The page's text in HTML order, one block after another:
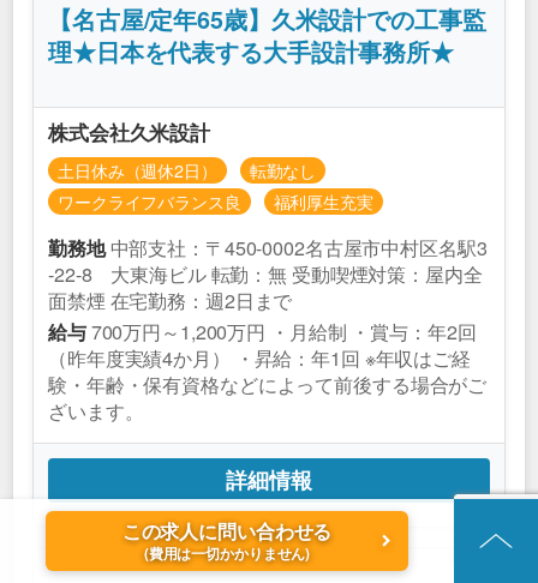
【名古屋/定年65歳】久米設計での工事監
理★日本を代表する大手設計事務所★
株式会社久米設計
土日休み（週休2日）
転勤なし
ワークライフバランス良
福利厚生充実
勤務地中部支社：〒450-0002名古屋市中村区名駅3
-22-8 大東海ビル 転勤：無 受動喫煙対策：屋内全
面禁煙 在宅勤務：週2日まで
給与700万円～1,200万円 ・月給制 ・賞与：年2回
（昨年度実績4か月） ・昇給：年1回 ※年収はご経
験・年齢・保有資格などによって前後する場合がご
ざいます。
詳細情報
この求人に問い合わせる
(費用は一切かかりません)